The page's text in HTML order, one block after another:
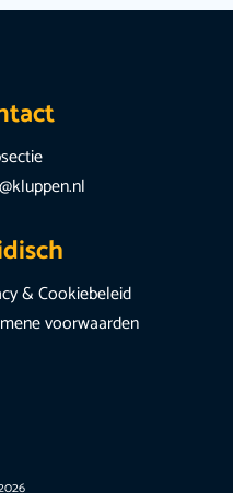
& Cookiebeleid
voorwaarden